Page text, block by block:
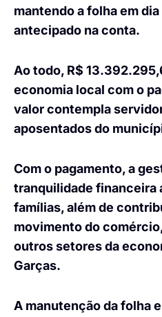
mantendo a folha em
antecipado na conta.
Ao todo, R$
economia local com o
valor contempla
aposentados do
Com o pagamento, a
tranquilidade financeira
famílias, além de
movimento do
outros setores da
Garças.
A manutenção da folha